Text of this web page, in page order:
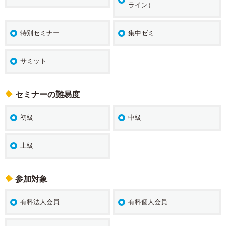
ライン）
特別セミナー 集中ゼミ
サミット
セミナーの難易度
初級 中級
上級
参加対象
有料法人会員 有料個人会員